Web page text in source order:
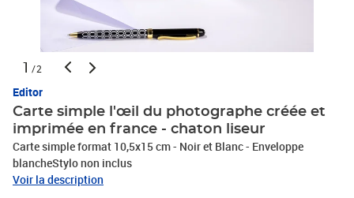
1 /2
Editor
Carte simple l'œil du photographe créée et
imprimée en france - chaton liseur
Carte simple format 10,5x15 cm - Noir et Blanc - Enveloppe
blancheStylo non inclus
Voir la description